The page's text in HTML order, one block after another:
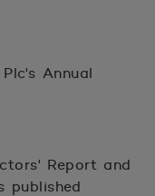
Annual
Report and
published